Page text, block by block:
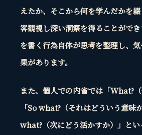
えたか、そこから何を学んだかを
客観視し深い洞察を得ることができ
を書く行為自体が思考を整理し、
果があります。
また、個人での内省では「What?（
「So what?（それはどういう意味
what?（次にどう活かすか）」と